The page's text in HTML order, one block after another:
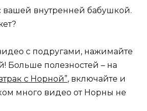
внутренней бабушкой.
с подругами, нажимайте
Больше полезностей – на
с Норной”, включайте и
много видео от Норны не